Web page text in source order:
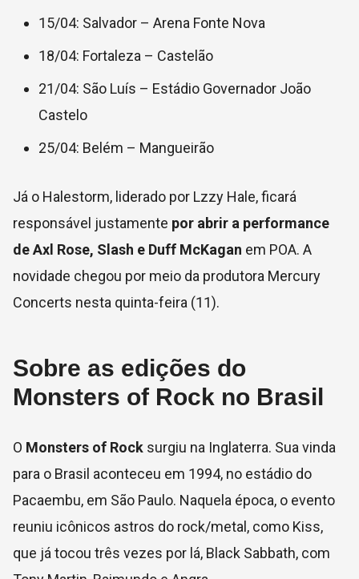
15/04: Salvador – Arena Fonte Nova
18/04: Fortaleza – Castelão
21/04: São Luís – Estádio Governador João
Castelo
25/04: Belém – Mangueirão
Já o Halestorm, liderado por Lzzy Hale, ficará
responsável justamente por abrir a performance
de Axl Rose, Slash e Duff McKagan em POA. A
novidade chegou por meio da produtora Mercury
Concerts nesta quinta-feira (11).
Sobre as edições do
Monsters of Rock no Brasil
O Monsters of Rock surgiu na Inglaterra. Sua vinda
para o Brasil aconteceu em 1994, no estádio do
Pacaembu, em São Paulo. Naquela época, o evento
reuniu icônicos astros do rock/metal, como Kiss,
que já tocou três vezes por lá, Black Sabbath, com